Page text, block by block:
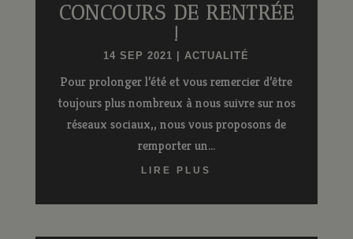
CONCOURS DE RENTRÉE
!
14 SEP 2021 |ACTUALITÉ
Pour prolonger l’été et vous remercier d’être
toujours plus nombreux à nous suivre sur nos
réseaux sociaux,, nous vous proposons de
remporter un...
LIRE PLUS